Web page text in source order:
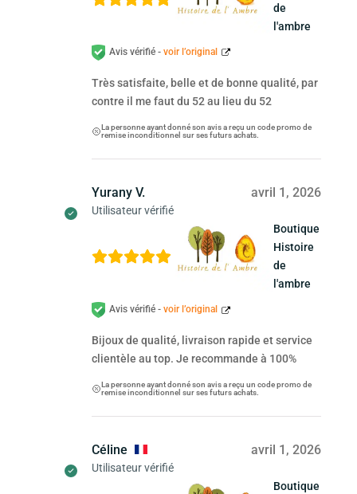
de
l'ambre
Avis vérifié - voir l’original
Très satisfaite, belle et de bonne qualité, par
contre il me faut du 52 au lieu du 52
La personne ayant donné son avis a reçu un code promo de
remise inconditionnel sur ses futurs achats.
Yurany V.
Utilisateur vérifié
avril 1, 2026
Boutique
Histoire
de
l'ambre
Avis vérifié - voir l’original
Bijoux de qualité, livraison rapide et service
clientèle au top. Je recommande à 100%
La personne ayant donné son avis a reçu un code promo de
remise inconditionnel sur ses futurs achats.
Céline
Utilisateur vérifié
avril 1, 2026
Boutique